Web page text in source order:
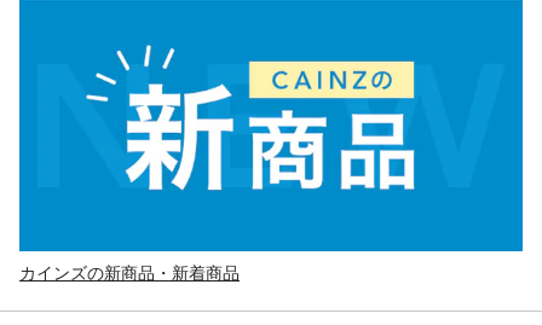
カインズの新商品・新着商品